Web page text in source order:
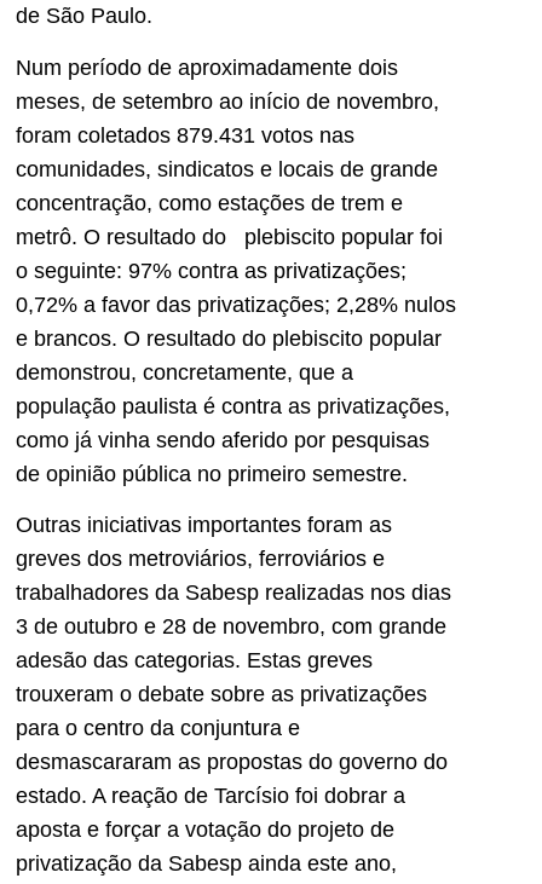
de São Paulo.
Num período de aproximadamente dois
meses, de setembro ao início de novembro,
foram coletados 879.431 votos nas
comunidades, sindicatos e locais de grande
concentração, como estações de trem e
metrô. O resultado do plebiscito popular foi
o seguinte: 97% contra as privatizações;
0,72% a favor das privatizações; 2,28% nulos
e brancos. O resultado do plebiscito popular
demonstrou, concretamente, que a
população paulista é contra as privatizações,
como já vinha sendo aferido por pesquisas
de opinião pública no primeiro semestre.
Outras iniciativas importantes foram as
greves dos metroviários, ferroviários e
trabalhadores da Sabesp realizadas nos dias
3 de outubro e 28 de novembro, com grande
adesão das categorias. Estas greves
trouxeram o debate sobre as privatizações
para o centro da conjuntura e
desmascararam as propostas do governo do
estado. A reação de Tarcísio foi dobrar a
aposta e forçar a votação do projeto de
privatização da Sabesp ainda este ano,